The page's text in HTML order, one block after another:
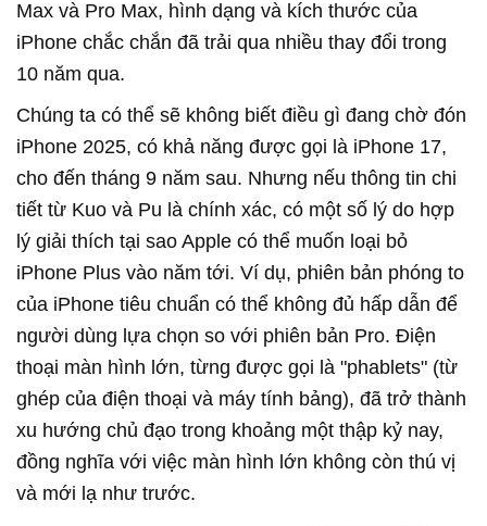
Max và Pro Max, hình dạng và kích thước của
iPhone chắc chắn đã trải qua nhiều thay đổi trong
10 năm qua.
Chúng ta có thể sẽ không biết điều gì đang chờ đón
iPhone 2025, có khả năng được gọi là iPhone 17,
cho đến tháng 9 năm sau. Nhưng nếu thông tin chi
tiết từ Kuo và Pu là chính xác, có một số lý do hợp
lý giải thích tại sao Apple có thể muốn loại bỏ
iPhone Plus vào năm tới. Ví dụ, phiên bản phóng to
của iPhone tiêu chuẩn có thể không đủ hấp dẫn để
người dùng lựa chọn so với phiên bản Pro. Điện
thoại màn hình lớn, từng được gọi là "phablets" (từ
ghép của điện thoại và máy tính bảng), đã trở thành
xu hướng chủ đạo trong khoảng một thập kỷ nay,
đồng nghĩa với việc màn hình lớn không còn thú vị
và mới lạ như trước.